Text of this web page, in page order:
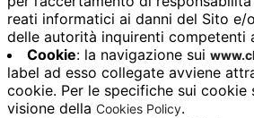
reati informatici ai danni del Sito e/
delle autorità inquirenti competenti
Cookie: la navigazione sui
label ad esso collegate avviene
cookie. Per le specifiche sui cookie
visione della Cookies Policy.